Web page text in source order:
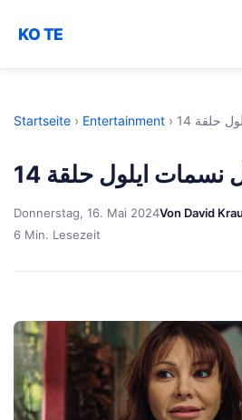
KO TE
Startseite › Entertainment › حلقة 14
ايلول حلقة 14
Donnerstag, 16. Mai 2024Von David
6 Min. Lesezeit